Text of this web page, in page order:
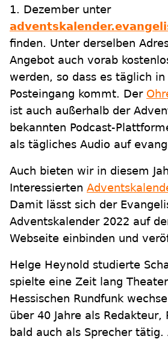
1. Dezember unter
finden. Unter derselben
Angebot auch vorab
werden, so dass es täglich in
Posteingang kommt. Der
ist auch außerhalb der
bekannten Podcast-
als tägliches Audio auf
Auch bieten wir in diesem
Interessierten
Damit lässt sich der
Adventskalender 2022 auf
Webseite einbinden und
Helge Heynold studierte
spielte eine Zeit lang
Hessischen Rundfunk
über 40 Jahre als Redakteur,
bald auch als Sprecher